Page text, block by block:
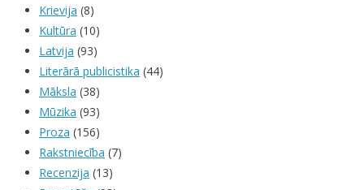
Krievija (8)
Kultūra (10)
Latvija (93)
Literārā publicistika (44)
Māksla (38)
Mūzika (93)
Proza (156)
Rakstniecība (7)
Recenzija (13)